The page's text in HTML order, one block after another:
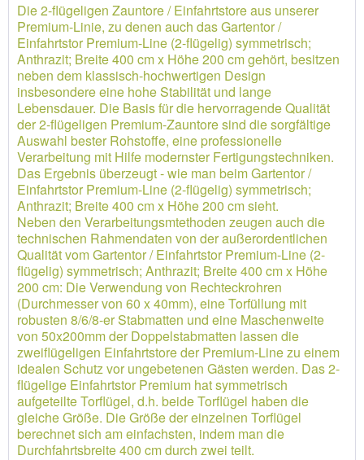
Die 2-flügeligen Zauntore / Einfahrtstore aus unserer
Premium-Linie, zu denen auch das Gartentor /
Einfahrtstor Premium-Line (2-flügelig) symmetrisch;
Anthrazit; Breite 400 cm x Höhe 200 cm gehört, besitzen
neben dem klassisch-hochwertigen Design
insbesondere eine hohe Stabilität und lange
Lebensdauer. Die Basis für die hervorragende Qualität
der 2-flügeligen Premium-Zauntore sind die sorgfältige
Auswahl bester Rohstoffe, eine professionelle
Verarbeitung mit Hilfe modernster Fertigungstechniken.
Das Ergebnis überzeugt - wie man beim Gartentor /
Einfahrtstor Premium-Line (2-flügelig) symmetrisch;
Anthrazit; Breite 400 cm x Höhe 200 cm sieht.
Neben den Verarbeitungsmtethoden zeugen auch die
technischen Rahmendaten von der außerordentlichen
Qualität vom Gartentor / Einfahrtstor Premium-Line (2-
flügelig) symmetrisch; Anthrazit; Breite 400 cm x Höhe
200 cm: Die Verwendung von Rechteckrohren
(Durchmesser von 60 x 40mm), eine Torfüllung mit
robusten 8/6/8-er Stabmatten und eine Maschenweite
von 50x200mm der Doppelstabmatten lassen die
zweiflügeligen Einfahrtstore der Premium-Line zu einem
idealen Schutz vor ungebetenen Gästen werden. Das 2-
flügelige Einfahrtstor Premium hat symmetrisch
aufgeteilte Torflügel, d.h. beide Torflügel haben die
gleiche Größe. Die Größe der einzelnen Torflügel
berechnet sich am einfachsten, indem man die
Durchfahrtsbreite 400 cm durch zwei teilt.